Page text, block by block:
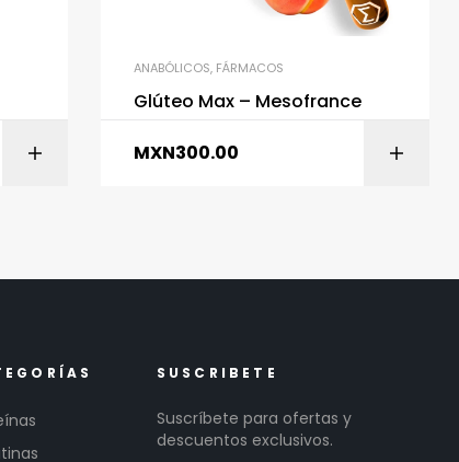
AÑADIR AL CARRITO
ANABÓLICOS, FÁRMACOS
Glúteo Max – Mesofrance
MXN300.00
SUSCRIBETE
Suscríbete para ofertas y
descuentos exclusivos.